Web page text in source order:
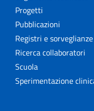
Progetti
Pubblicazioni
Registri e sorveglianze
Ricerca collaboratori
Scuola
Sperimentazione